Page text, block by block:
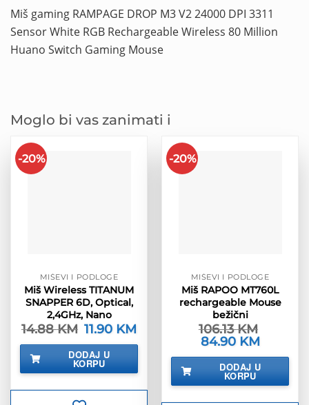
Miš gaming RAMPAGE DROP M3 V2 24000 DPI 3311
Sensor White RGB Rechargeable Wireless 80 Million
Huano Switch Gaming Mouse
Moglo bi vas zanimati i
-20%
MIŠEVI I PODLOGE
Miš Wireless TITANUM
SNAPPER 6D, Optical,
2,4GHz, Nano
14.88KM Izvorna
cijena
bila
je:
14.88 KM.
11.90 KM
je:
11.90 KM.
DODAJ U
KORPU
-20%
MIŠEVI I PODLOGE
Miš RAPOO MT760L
rechargeable Mouse
bežični
106.13KM
Izvorna
cijena
bila
106.13 KM.
84.90 KM
je:
84.90 KM.
DODAJ U
KORPU